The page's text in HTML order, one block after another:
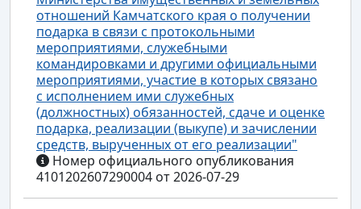
отношений Камчатского края о получении
подарка в связи с протокольными
мероприятиями, служебными
командировками и другими официальными
мероприятиями, участие в которых связано
с исполнением ими служебных
(должностных) обязанностей, сдаче и оценке
подарка, реализации (выкупе) и зачислении
средств, вырученных от его реализации"
Номер официального опубликования
4101202607290004 от 2026-07-29